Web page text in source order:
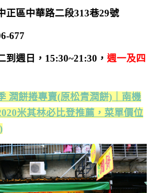
正區中華路二段313巷29號
677
到週日，15:30~21:30， 週一及四
潤餅捲專賣(原松青潤餅)｜南機
米其林必比登推薦，菜單價位